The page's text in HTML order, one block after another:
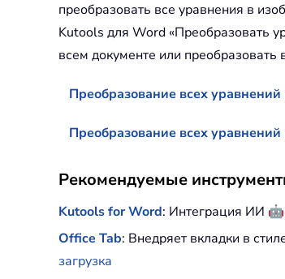
преобразовать все уравнения в
Kutools для Word «Преобразовать
всем документе или
Преобразование всех
Преобразование всех
Рекомендуемые
Kutools for Word: Интеграция ИИ 🤖
Office Tab: Внедряет вкладки в
загрузка